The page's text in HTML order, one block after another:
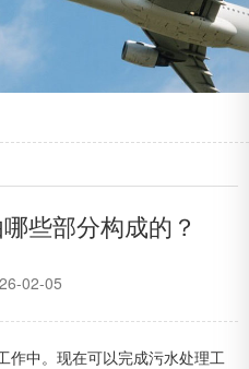
些部分构成的？
02-05
中。现在可以完成污水处理工